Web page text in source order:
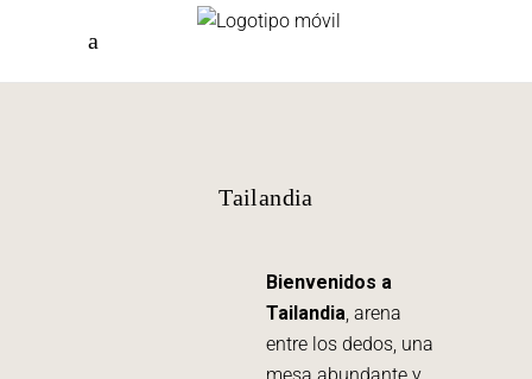
Tailandia
Bienvenidos a
Tailandia, arena
entre los dedos, una